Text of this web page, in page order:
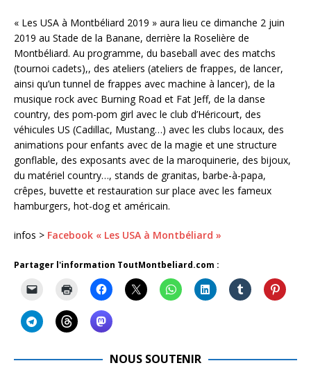
« Les USA à Montbéliard 2019 » aura lieu ce dimanche 2 juin
2019 au Stade de la Banane, derrière la Roselière de
Montbéliard. Au programme, du baseball avec des matchs
(tournoi cadets),, des ateliers (ateliers de frappes, de lancer,
ainsi qu’un tunnel de frappes avec machine à lancer), de la
musique rock avec Burning Road et Fat Jeff, de la danse
country, des pom-pom girl avec le club d’Héricourt, des
véhicules US (Cadillac, Mustang…) avec les clubs locaux, des
animations pour enfants avec de la magie et une structure
gonflable, des exposants avec de la maroquinerie, des bijoux,
du matériel country…, stands de granitas, barbe-à-papa,
crêpes, buvette et restauration sur place avec les fameux
hamburgers, hot-dog et américain.
infos > Facebook « Les USA à Montbéliard »
Partager l'information ToutMontbeliard.com :
NOUS SOUTENIR